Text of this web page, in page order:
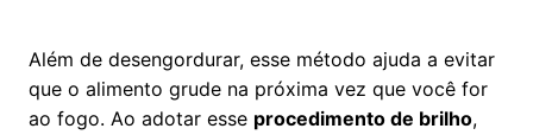
Além de desengordurar, esse método ajuda a evitar
que o alimento grude na próxima vez que você for
ao fogo. Ao adotar esse procedimento de brilho,